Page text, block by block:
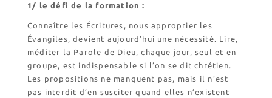
1/ le défi de la formation :
Connaître les Écritures, nous approprier les
Évangiles, devient aujourd’hui une nécessité. Lire,
méditer la Parole de Dieu, chaque jour, seul et en
groupe, est indispensable si l’on se dit chrétien.
Les propositions ne manquent pas, mais il n’est
pas interdit d’en susciter quand elles n’existent